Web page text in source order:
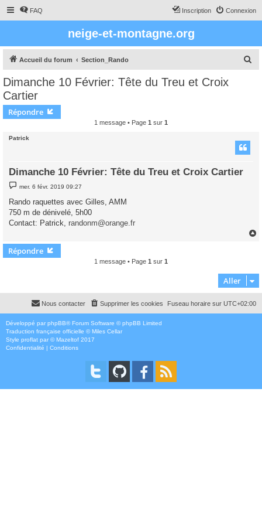
FAQ Connexion
Inscription
neige-et-montagne.org
Accueil du forum Section_Rando
Dimanche 10 Février: Tête du Treu et Croix
Cartier
Répondre
1 message • Page 1 sur 1
Patrick
Dimanche 10 Février: Tête du Treu et Croix Cartier
e
s
a
e
mer. 6 févr. 2019 09:27
Rando raquettes avec Gilles, AMM
750 m de dénivelé, 5h00
Contact: Patrick, randonm@orange.fr
Répondre
1 message • Page 1 sur 1
Aller
Fuseau horaire sur UTC+02:00
Supprimer les cookies
Nous contacter
Développé par phpBB® Forum Software © phpBB Limited
Traduction française officielle ©Miles Cellar
Style proflat par ©Mazeltof 2017
Confidentialité | Conditions